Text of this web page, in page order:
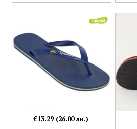
€13.29 (26.00 лв.)